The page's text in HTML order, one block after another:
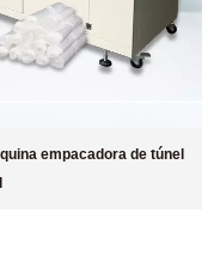
empacadora de túnel